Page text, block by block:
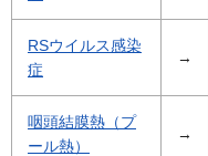
RSウイルス感染
症
→
咽頭結膜熱（プ
ール熱）
→